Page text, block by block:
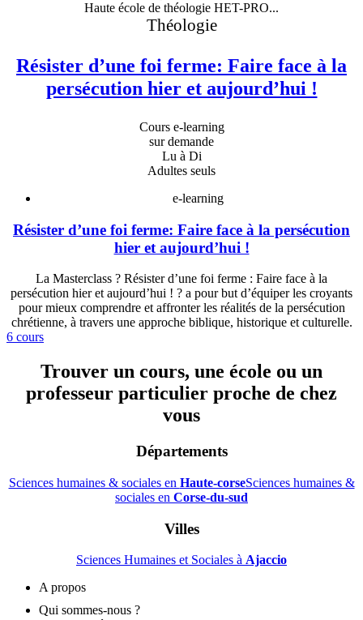
Haute école de théologie HET-PRO...
Théologie
Résister d’une foi ferme: Faire face à la
persécution hier et aujourd’hui !
Cours e-learning
sur demande
Lu à Di
Adultes seuls
e-learning
Résister d’une foi ferme: Faire face à la persécution
hier et aujourd’hui !
La Masterclass ? Résister d’une foi ferme : Faire face à la
persécution hier et aujourd’hui ! ? a pour but d’équiper les croyants
pour mieux comprendre et affronter les réalités de la persécution
chrétienne, à travers une approche biblique, historique et culturelle.
6 cours
Trouver un cours, une école ou un
professeur particulier proche de chez
vous
Départements
Sciences humaines & sociales en Haute-corseSciences humaines &
sociales en Corse-du-sud
Villes
Sciences Humaines et Sociales à Ajaccio
A propos
Qui sommes-nous ?